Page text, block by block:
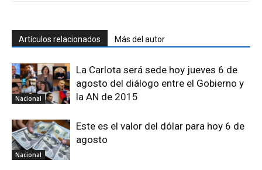
Artículos relacionados Más del autor
Nacional
La Carlota será sede hoy jueves 6 de
agosto del diálogo entre el Gobierno y
la AN de 2015
Nacional
Este es el valor del dólar para hoy 6 de
agosto